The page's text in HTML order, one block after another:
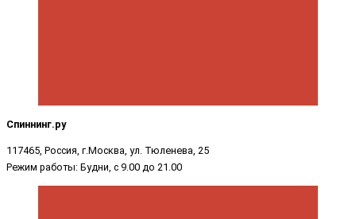
Спиннинг.ру
117465, Россия, г.Москва, ул. Тюленева, 25
Режим работы: Будни, с 9.00 до 21.00